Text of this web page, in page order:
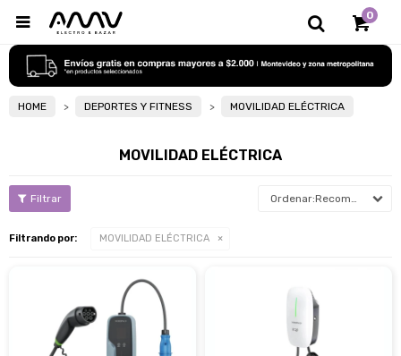
0

HOME DEPORTES Y FITNESS MOVILIDAD ELÉCTRICA
MOVILIDAD ELÉCTRICA
Recomendados
Filtrando por: MOVILIDAD ELÉCTRICA